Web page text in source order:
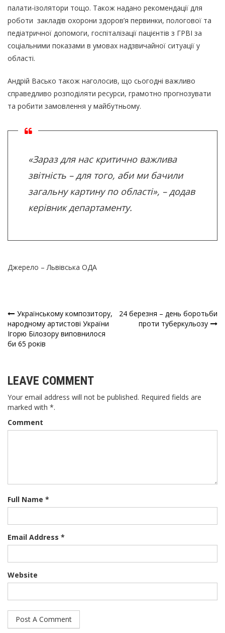
палати-ізолятори тощо. Також надано рекомендації для
роботи закладів охорони здоров’я первинки, пологової та
педіатричної допомоги, госпіталізації пацієнтів з ГРВІ за
соціальними показами в умовах надзвичайної ситуації у
області.
Андрій Васько також наголосив, що сьогодні важливо
справедливо розподіляти ресурси, грамотно прогнозувати
та робити замовлення у майбутньому.
«Зараз для нас критично важлива
звітність – для того, аби ми бачили
загальну картину по області», – додав
керівник департаменту.
Джерело – Львівська ОДА
Навігація
записів
Українському композитору,
народному артистові України
Ігорю Білозору виповнилося
би 65 років
24 березня – день боротьби
проти туберкульозу
LEAVE COMMENT
Your email address will not be published. Required fields are
marked with *.
Comment
Full Name *
Email Address *
Website